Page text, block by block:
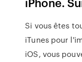
Si vous êtes
iTunes pour
iOS, vous